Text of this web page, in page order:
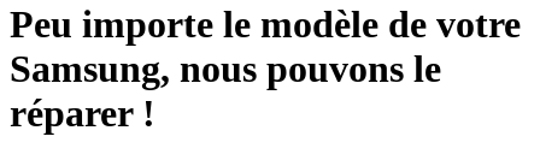
Peu importe le modèle de votre
Samsung, nous pouvons le
réparer !